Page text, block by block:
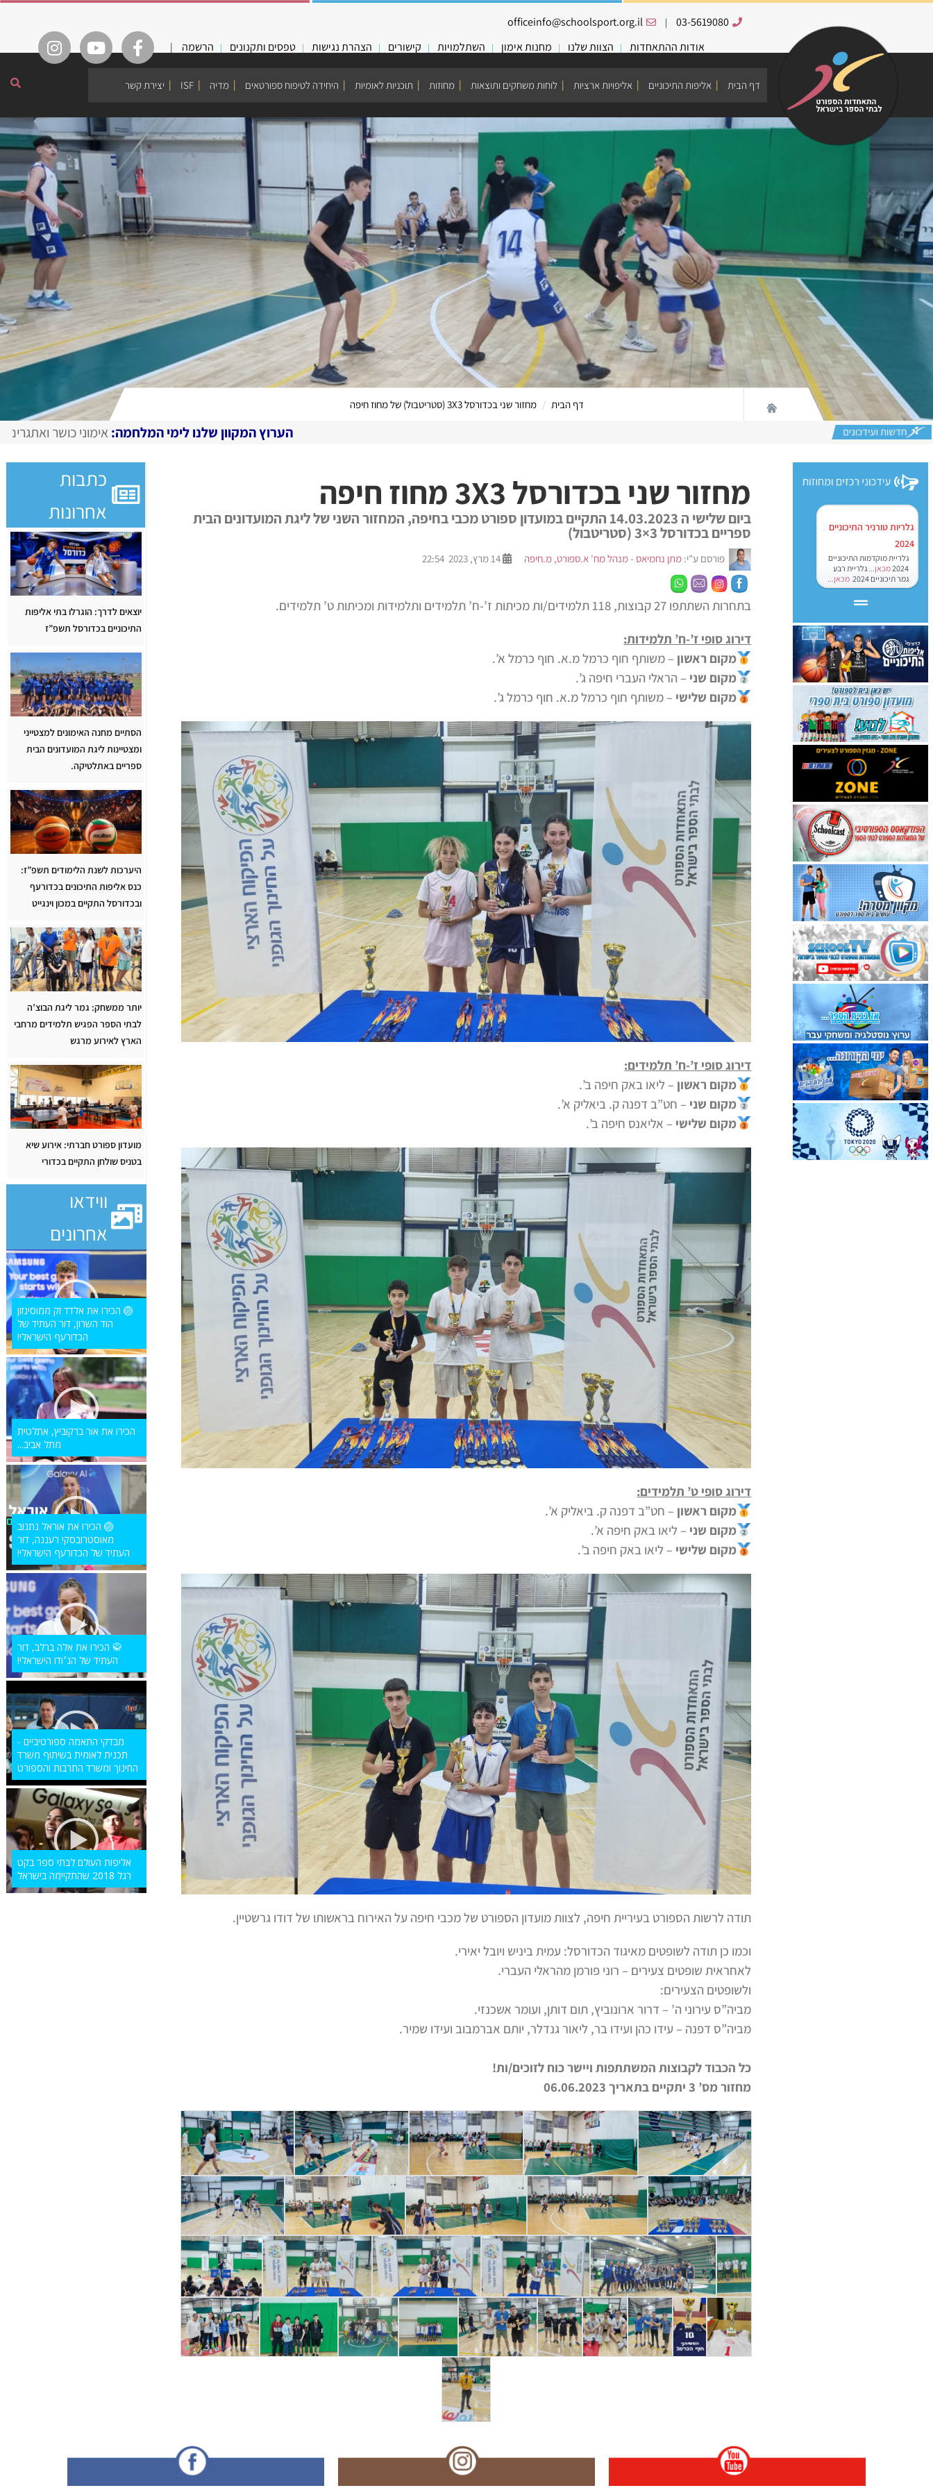
03-5619080
|
officeinfo@schoolsport.org.il
אודות ההתאחדות
הצוות שלנו מחנות אימון השתלמויות קישורים הצהרת נגישות טפסים ותקנונים הרשמה |
דף הבית אליפות התיכוניים אליפויות ארציות לוחות משחקים ותוצאות מחוזות תוכניות לאומיות היחידה לטיפוח ספורטאים מדיה ISF יצירת קשר
דף הבית מחזור שני בכדורסל 3X3 (סטריטבול) של מחוז חיפה
הערוץ המקוון שלנו לימי המלחמה:אימוני כושר ואתגרים מצולמים, מגזין
גלריות טורניר התיכוניים
2024
גלריית מוקדמות התיכוניים
2024מכאן... גלריית רבע
גמר תיכוניים 2024
מכאן...
מחזור שני בכדורסל 3X3 מחוז חיפה
ביום שלישי ה 14.03.2023 התקיים במועדון ספורט מכבי בחיפה, המחזור השני של ליגת המועדונים הבית
ספריים בכדורסל 3×3 (סטריטבול)
פורסם ע"י: מתן נחמיאס - מנהל מח' א.ספורט, מ.חיפה 14 מרץ, 2023 22:54
בתחרות השתתפו 27 קבוצות, 118 תלמידים/ות מכיתות ז’-ח’ תלמידים ותלמידות ומכיתות ט’ תלמידים.
דירוג סופי ז’-ח’ תלמידות:
מקום ראשון – משותף חוף כרמל מ.א. חוף כרמל א’.
מקום שני – הראלי העברי חיפה ג’.
מקום שלישי – משותף חוף כרמל מ.א. חוף כרמל ג’.
דירוג סופי ז’-ח’ תלמידים:
מקום ראשון – ליאו באק חיפה ב’.
מקום שני – חט”ב דפנה ק. ביאליק א’.
מקום שלישי – אליאנס חיפה ב’.
דירוג סופי ט’ תלמידים:
מקום ראשון – חט”ב דפנה ק. ביאליק א’.
מקום שני – ליאו באק חיפה א’.
מקום שלישי – ליאו באק חיפה ב’.
תודה לרשות הספורט בעיריית חיפה, לצוות מועדון הספורט של מכבי חיפה על האירוח בראשותו של דודו גרשטיין.
וכמו כן תודה לשופטים מאיגוד הכדורסל: עמית ביניש ויובל יאירי.
לאחראית שופטים צעירים – רוני פורמן מהראלי העברי.
ולשופטים הצעירים:
מביה”ס עירוני ה’ – דרור ארונוביץ, תום דותן, ועומר אשכנזי.
מביה”ס דפנה – עידו כהן ועידו בר, ליאור גנדלר, יותם אברמבוב ועידו שמיר.
כל הכבוד לקבוצות המשתתפות ויישר כוח לזוכים/ות!
מחזור מס’ 3 יתקיים בתאריך 06.06.2023
כתבות
אחרונות
יוצאים לדרך: הוגרלו בתי אליפות
התיכוניים בכדורסל תשפ”ז
הסתיים מחנה האימונים למצטייני
ומצטיינות ליגת המועדונים הבית
ספריים באתלטיקה.
היערכות לשנת הלימודים תשפ”ז:
כנס אליפות התיכונים בכדורעף
ובכדורסל התקיים במכון וינגייט
יותר ממשחק: גמר ליגת הבוצ’ה
לבתי הספר הפגיש תלמידים מרחבי
הארץ לאירוע מרגש
מועדון ספורט חברתי: אירוע שיא
בטניס שולחן התקיים בכדורי
ווידאו
אחרונים
🏐 הכירו את אלדד זק ממוסינזון
הוד השרון, דור העתיד של
הכדורעף הישראלי!
הכירו את אור ברקוביץ, אתלטית
מתל אביב...
🏐 הכירו את אוראל נתנוב
מאוסטרובסקי רעננה, דור
העתיד של הכדורעף הישראלי!
🥋 הכירו את אלה ברלב, דור
העתיד של הג׳ודו הישראלי!
מבדקי התאמה ספורטיביים -
תכנית לאומית בשיתוף משרד
החינוך ומשרד התרבות והספורט
אליפות העולם לבתי ספר בקט
רגל 2018 שהתקיימה בישראל